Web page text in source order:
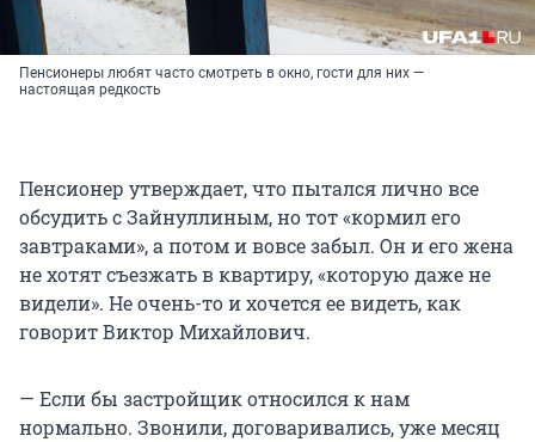
Пенсионеры любят часто смотреть в окно, гости для них —
настоящая редкость
Пенсионер утверждает, что пытался лично все
обсудить с Зайнуллиным, но тот «кормил его
завтраками», а потом и вовсе забыл. Он и его жена
не хотят съезжать в квартиру, «которую даже не
видели». Не очень-то и хочется ее видеть, как
говорит Виктор Михайлович.
— Если бы застройщик относился к нам
нормально. Звонили, договаривались, уже месяц